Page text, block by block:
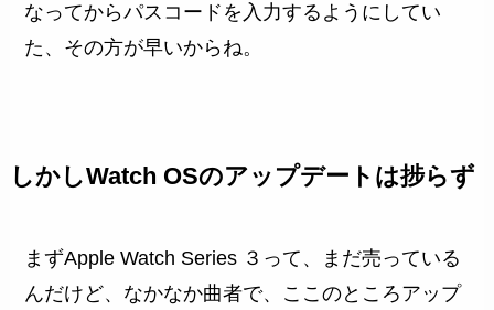
なってからパスコードを入力するようにしてい
た、その方が早いからね。
しかしWatch OSのアップデートは捗らず
まずApple Watch Series ３って、まだ売っている
んだけど、なかなか曲者で、ここのところアップ